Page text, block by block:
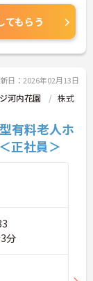
てもらう
日：2026年02月13日
河内花園
株式
有料老人ホ
正社員＞
分